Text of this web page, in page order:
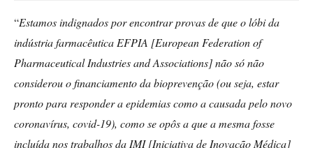
“Estamos indignados por encontrar provas de que o lóbi da
indústria farmacêutica EFPIA [European Federation of
Pharmaceutical Industries and Associations] não só não
considerou o financiamento da bioprevenção (ou seja, estar
pronto para responder a epidemias como a causada pelo novo
coronavírus, covid-19), como se opôs a que a mesma fosse
incluída nos trabalhos da IMI [Iniciativa de Inovação Médica]